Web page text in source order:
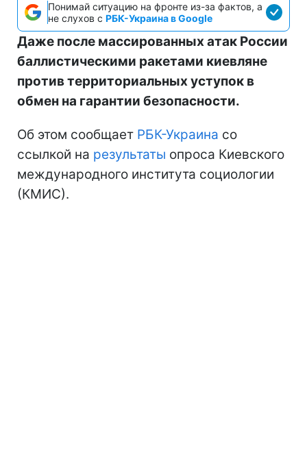
Понимай ситуацию на фронте из-за фактов, а
не слухов с РБК-Украина в Google
Даже после массированных атак России
баллистическими ракетами киевляне
против территориальных уступок в
обмен на гарантии безопасности.
Об этом сообщает РБК-Украина со
ссылкой на результаты опроса Киевского
международного института социологии
(КМИС).